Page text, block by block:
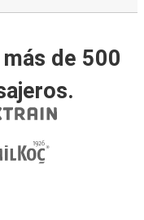
de 500